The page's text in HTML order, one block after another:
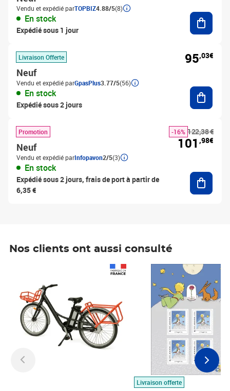
Vendu et expédié parTOPBIZ4.88/5(8)
En stock
Expédié sous 1 jour
Livraison Offerte
Neuf
Vendu et expédié parGpasPlus3.77/5(56)
En stock
Expédié sous 2 jours
95,03€
Promotion
Neuf
Vendu et expédié parInfopavon2/5(3)
En stock
Expédié sous 2 jours, frais de port à partir de
6,35 €
122,38 €
-16%
101 ,98€
Nos clients ont aussi consulté
Livraison offerte
Prix 7,50€